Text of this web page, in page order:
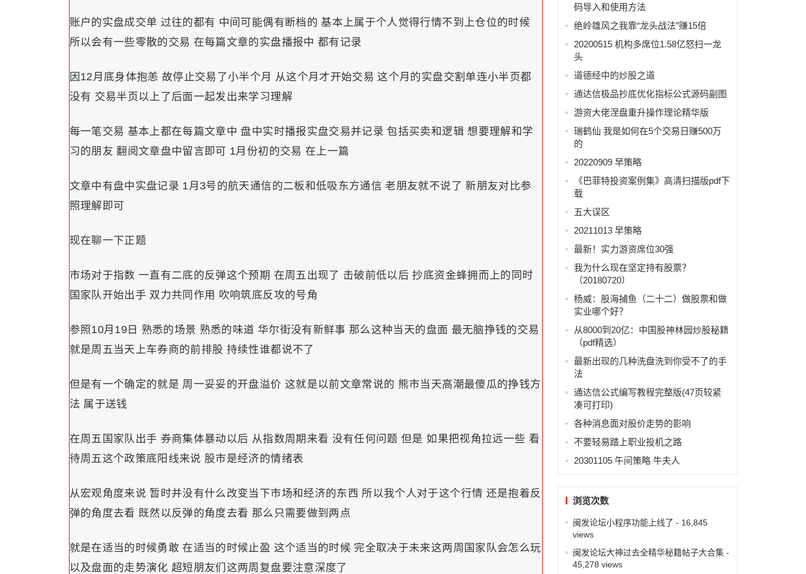
账户的实盘成交单 过往的都有 中间可能偶有断档的 基本上属于个人觉得行情不到上仓位的时候
所以会有一些零散的交易 在每篇文章的实盘播报中 都有记录
因12月底身体抱恙 故停止交易了小半个月 从这个月才开始交易 这个月的实盘交割单连小半页都
没有 交易半页以上了后面一起发出来学习理解
每一笔交易 基本上都在每篇文章中 盘中实时播报实盘交易并记录 包括买卖和逻辑 想要理解和学
习的朋友 翻阅文章盘中留言即可 1月份初的交易 在上一篇
文章中有盘中实盘记录 1月3号的航天通信的二板和低吸东方通信 老朋友就不说了 新朋友对比参
照理解即可
现在聊一下正题
市场对于指数 一直有二底的反弹这个预期 在周五出现了 击破前低以后 抄底资金蜂拥而上的同时
国家队开始出手 双力共同作用 吹响筑底反攻的号角
参照10月19日 熟悉的场景 熟悉的味道 华尔街没有新鲜事 那么这种当天的盘面 最无脑挣钱的交易
就是周五当天上车券商的前排股 持续性谁都说不了
但是有一个确定的就是 周一妥妥的开盘溢价 这就是以前文章常说的 熊市当天高潮最傻瓜的挣钱方
法 属于送钱
在周五国家队出手 券商集体暴动以后 从指数周期来看 没有任何问题 但是 如果把视角拉远一些 看
待周五这个政策底阳线来说 股市是经济的情绪表
从宏观角度来说 暂时并没有什么改变当下市场和经济的东西 所以我个人对于这个行情 还是抱着反
弹的角度去看 既然以反弹的角度去看 那么只需要做到两点
就是在适当的时候勇敢 在适当的时候止盈 这个适当的时候 完全取决于未来这两周国家队会怎么玩
以及盘面的走势演化 超短朋友们这两周复盘要注意深度了
码导入和使用方法
绝岭雄风之我靠“龙头战法”赚15倍
20200515 机构多席位1.58亿怒扫一龙
头
道德经中的炒股之道
通达信极品抄底优化指标公式源码副图
游资大佬涅盘重升操作理论精华版
瑞鹤仙 我是如何在5个交易日赚500万
的
20220909 早策略
《巴菲特投资案例集》高清扫描版pdf下
载
五大误区
20211013 早策略
最新！实力游资席位30强
我为什么现在坚定持有股票？
（20180720）
杨威：股海捕鱼（二十二）做股票和做
实业哪个好？
从8000到20亿：中国股神林园炒股秘籍
（pdf精选）
最新出现的几种洗盘洗到你受不了的手
法
通达信公式编写教程完整版(47页较紧
凑可打印)
各种消息面对股价走势的影响
不要轻易踏上职业投机之路
20301105 午间策略 牛夫人
浏览次数
闽发论坛小程序功能上线了 - 16,845
views
闽发论坛大神过去全精华秘籍帖子大合集-
45,278 views